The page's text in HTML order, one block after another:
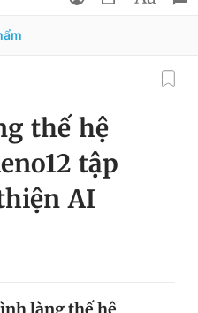
thế hệ
tập
AI